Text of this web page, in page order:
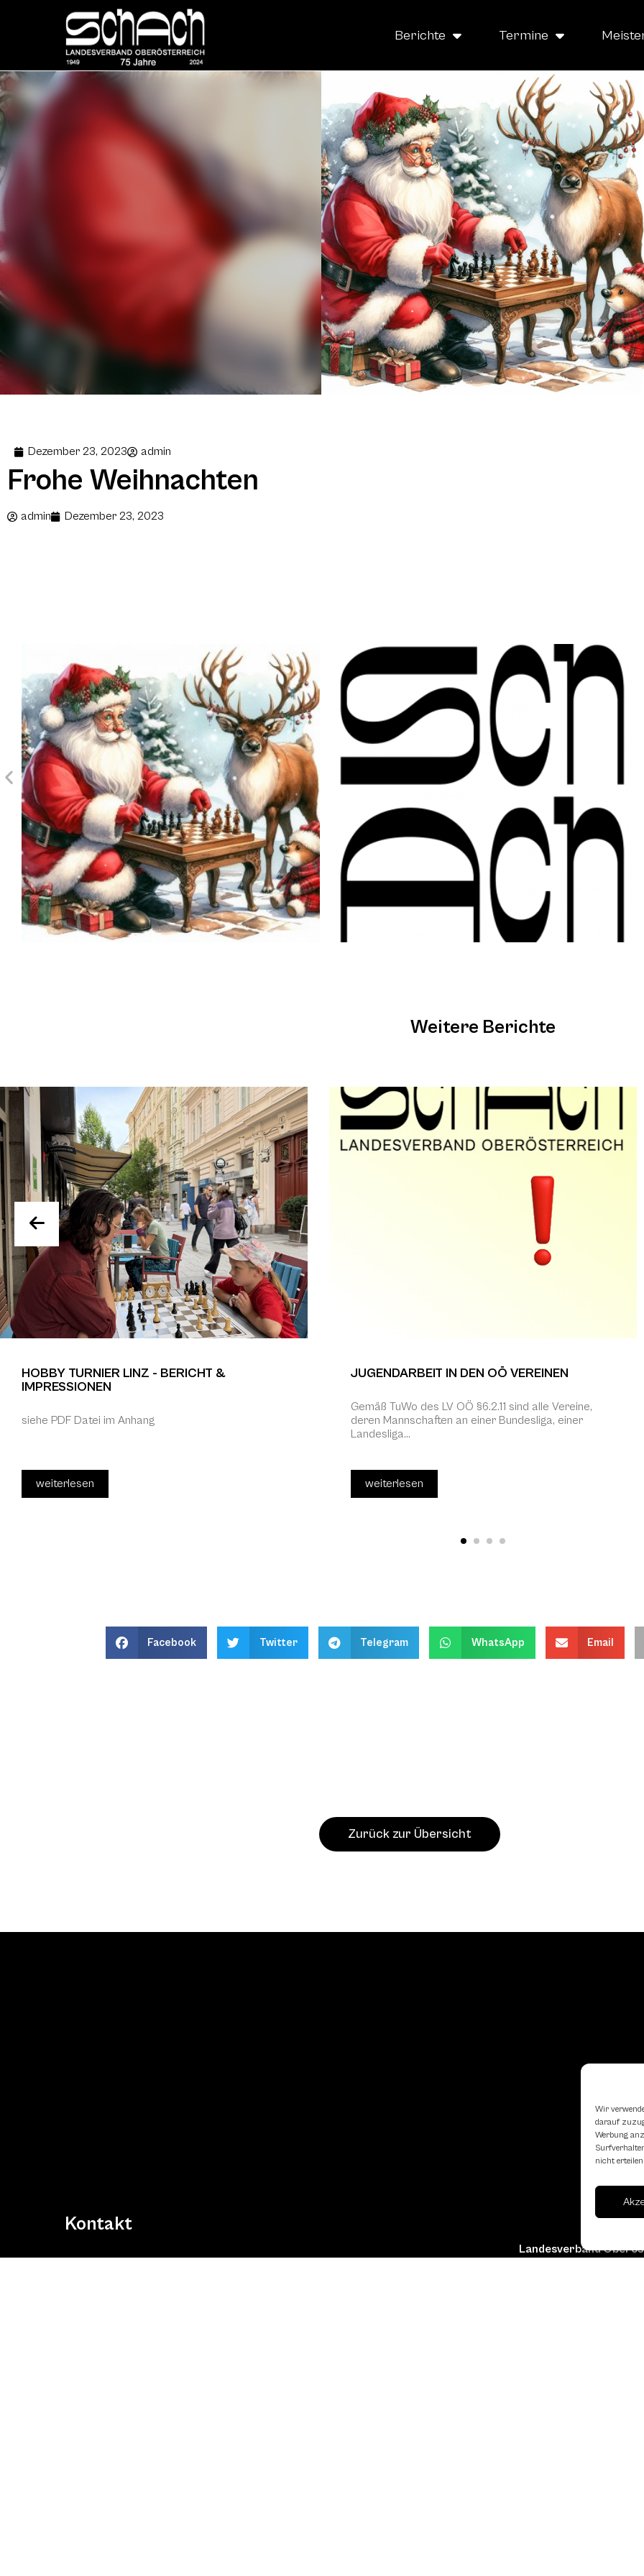
Wir
darauf
Werbung
nicht
Berichte Termine
Dezember 23, 2023 admin
Frohe Weihnachten
admin Dezember 23, 2023
Weitere Berichte
HOBBY TURNIER LINZ - BERICHT &
IMPRESSIONEN
siehe PDF Datei im Anhang
weiterlesen
JUGENDARBEIT IN DEN OÖ VEREINEN
Gemäß TuWo des LV OÖ §6.2.11 sind alle Vereine,
deren Mannschaften an einer Bundesliga, einer
Landesliga...
weiterlesen
Facebook Twitter Telegram WhatsApp Email
Zurück zur Übersicht
Kontakt
Landesverband